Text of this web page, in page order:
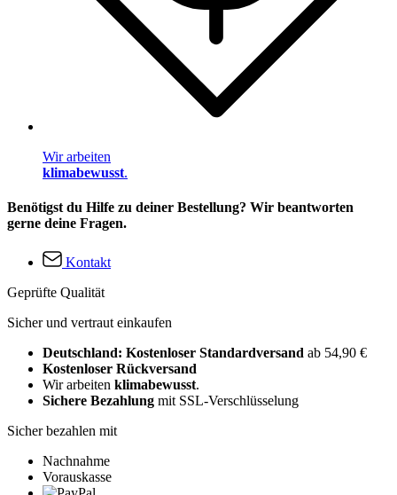
Wir arbeiten
klimabewusst.
Benötigst du Hilfe zu deiner Bestellung? Wir beantworten
gerne deine Fragen.
Kontakt
Geprüfte Qualität
Sicher und vertraut einkaufen
Deutschland: Kostenloser Standardversand ab 54,90 €
Kostenloser Rückversand
Wir arbeiten klimabewusst.
Sichere Bezahlung mit SSL-Verschlüsselung
Sicher bezahlen mit
Nachnahme
Vorauskasse